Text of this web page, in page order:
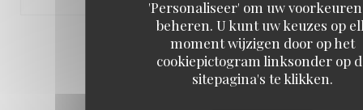
'Personaliseer' om uw
beheren. U kunt uw keuzes op
moment wijzigen door op het
cookiepictogram linksonder op
sitepagina's te klikken.
2 3